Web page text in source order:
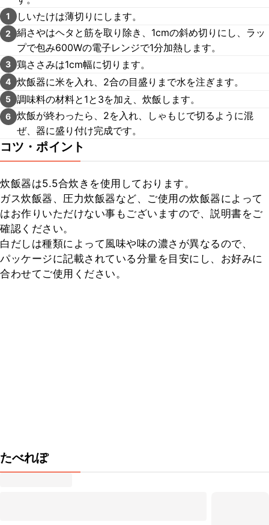
1 しいたけは薄切りにします。
2
絹さやはヘタと筋を取り除き、1cmの斜め切りにし、ラッ
プで包み600Wの電子レンジで1分加熱します。
3 鶏ささみは1cm幅に切ります。
4 炊飯器に米を入れ、2合の目盛りまで水を注ぎます。
5 調味料の材料と1と3を加え、炊飯します。
6 炊飯が終わったら、2を入れ、しゃもじで切るように混
ぜ、器に盛り付け完成です。
コツ・ポイント
炊飯器は5.5合炊きを使用しております。
ガス炊飯器、圧力炊飯器など、ご使用の炊飯器によって
はお作りいただけない事もございますので、説明書をご
確認ください。
白だしは種類によって風味や味の濃さが異なるので、
パッケージに記載されている分量を目安にし、お好みに
合わせてご使用ください。
たべれぽ